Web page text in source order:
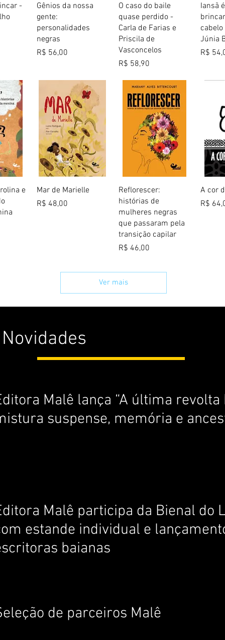
-
Visualização rápida
Gênios da nossa
gente:
personalidades
negras
Preço
R$ 56,00
Visualização rápida
O caso do baile
quase perdido -
Carla de Farias e
Priscila de
Vasconcelos
Preço
R$ 58,90
Iansã
Júnia
Preço
R$
e
Visualização rápida
Mar de Marielle
Preço
R$ 48,00
Visualização rápida
Reflorescer:
histórias de
mulheres negras
que passaram pela
transição capilar
Preço
R$ 46,00
A cor
Preço
R$
Ver mais
Novidades
Malê lança “A última revolta
suspense, memória e
Malê participa da Bienal do
estande individual e
baianas
de parceiros Malê